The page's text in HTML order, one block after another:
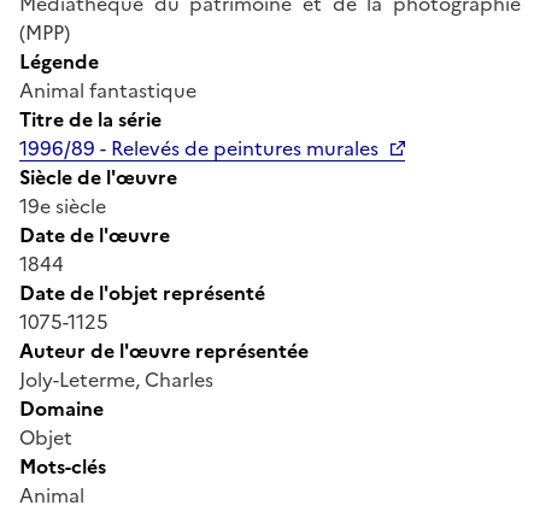
(MPP)
Légende
Animal fantastique
Titre de la série
1996/89 - Relevés de peintures murales
Siècle de l'œuvre
19e siècle
Date de l'œuvre
1844
Date de l'objet représenté
1075-1125
Auteur de l'œuvre représentée
Joly-Leterme, Charles
Domaine
Objet
Mots-clés
Animal